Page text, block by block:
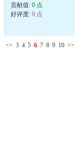
贡献值: 0 点
好评度: 0 点
<< 3 4 5 6 7 8 9 10 >>